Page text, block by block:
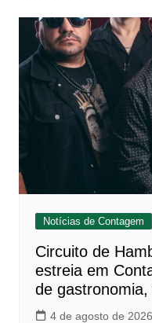
Notícias de Contagem
Circuito de
estreia em
de
4 de agosto de 2026